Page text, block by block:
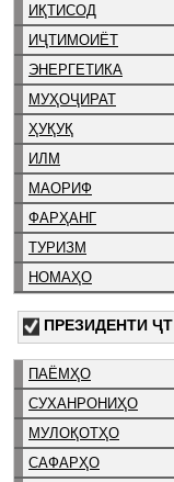
ИҚТИСОД
ИҶТИМОИЁТ
ЭНЕРГЕТИКА
МУҲОҶИРАТ
ҲУҚУҚ
ИЛМ
МАОРИФ
ФАРҲАНГ
ТУРИЗМ
НОМАҲО
ПРЕЗИДЕНТИ ҶТ
ПАЁМҲО
СУХАНРОНИҲО
МУЛОҚОТҲО
САФАРҲО